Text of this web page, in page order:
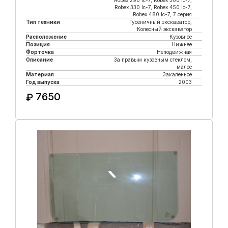
Robex 330 lc-7, Robex 450 lc-7,
Robex 480 lc-7, 7 серия
Тип техники
Гусеничный экскаватор,
Колесный экскаватор
Расположение
Кузовное
Позиция
Нижнее
Форточка
Неподвижная
Описание
За правым кузовным стеклом,
малое
Материал
Закаленное
Год выпуска
2003
₽ 7650